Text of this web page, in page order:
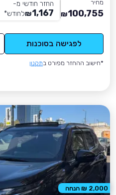
מחיר
100,755
₪
החזר חודשי מ-
1,167
₪לחודש*
לפגישה בסוכנות
*חישוב ההחזר מפורט בתקנון
2,000 ₪ הנחה